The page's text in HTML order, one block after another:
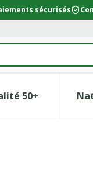
sécurisés
pour la
50+
Afficher le sous-